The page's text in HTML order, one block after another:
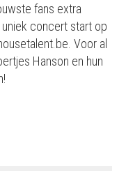
fans extra
concert start op
Voor al
Hanson en hun